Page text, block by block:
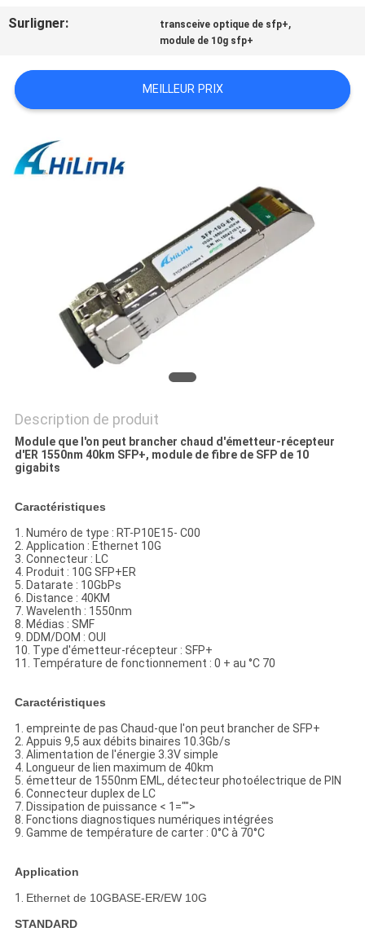
NOUS
NOUVELLES
LES
AFFAIRES
POLITIQUE
DE
CONFIDENTIALITÉ
Surligner: transceive optique de sfp+,
module de 10g sfp+
MEILLEUR PRIX
Description de produit
Module que l'on peut brancher chaud d'émetteur-récepteur
d'ER 1550nm 40km SFP+, module de fibre de SFP de 10
gigabits
Caractéristiques
1. Numéro de type : RT-P10E15- C00
2. Application : Ethernet 10G
3. Connecteur : LC
4. Produit : 10G SFP+ER
5. Datarate : 10GbPs
6. Distance : 40KM
7. Wavelenth : 1550nm
8. Médias : SMF
9. DDM/DOM : OUI
10. Type d'émetteur-récepteur : SFP+
11. Température de fonctionnement : 0 + au °C 70
Caractéristiques
1. empreinte de pas Chaud-que l'on peut brancher de SFP+
2. Appuis 9,5 aux débits binaires 10.3Gb/s
3. Alimentation de l'énergie 3.3V simple
4. Longueur de lien maximum de 40km
5. émetteur de 1550nm EML, détecteur photoélectrique de PIN
6. Connecteur duplex de LC
7. Dissipation de puissance < 1="">
8. Fonctions diagnostiques numériques intégrées
9. Gamme de température de carter : 0°C à 70°C
Application
1. Ethernet de 10GBASE-ER/EW 10G
STANDARD